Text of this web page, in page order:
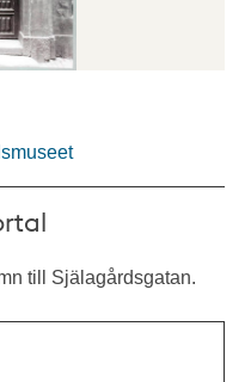
till Själagårdsgatan.